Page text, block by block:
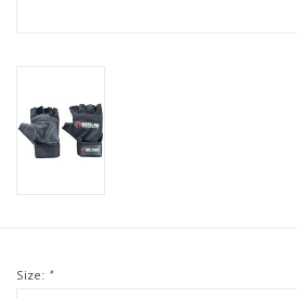
Size: *